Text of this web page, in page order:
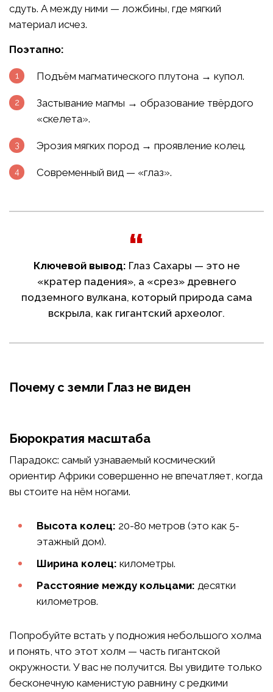
сдуть. А между ними — ложбины, где мягкий
материал исчез.
Поэтапно:
Подъём магматического плутона → купол.
Застывание магмы → образование твёрдого
«скелета».
Эрозия мягких пород → проявление колец.
Современный вид — «глаз».
Ключевой вывод: Глаз Сахары — это не
«кратер падения», а «срез» древнего
подземного вулкана, который природа сама
вскрыла, как гигантский археолог.
Почему с земли Глаз не виден
Бюрократия масштаба
Парадокс: самый узнаваемый космический
ориентир Африки совершенно не впечатляет, когда
вы стоите на нём ногами.
Высота колец: 20-80 метров (это как 5-
этажный дом).
Ширина колец: километры.
Расстояние между кольцами: десятки
километров.
Попробуйте встать у подножия небольшого холма
и понять, что этот холм — часть гигантской
окружности. У вас не получится. Вы увидите только
бесконечную каменистую равнину с редкими